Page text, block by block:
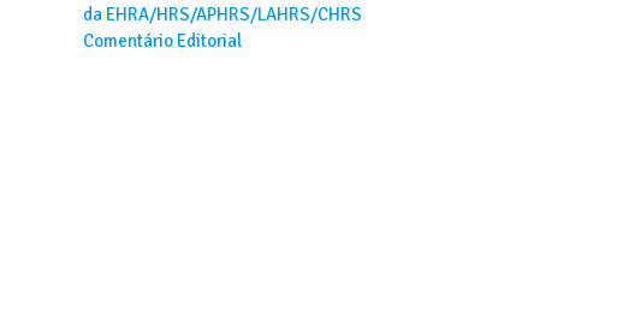
da EHRA/HRS/APHRS/LAHRS/CHRS
Comentário Editorial